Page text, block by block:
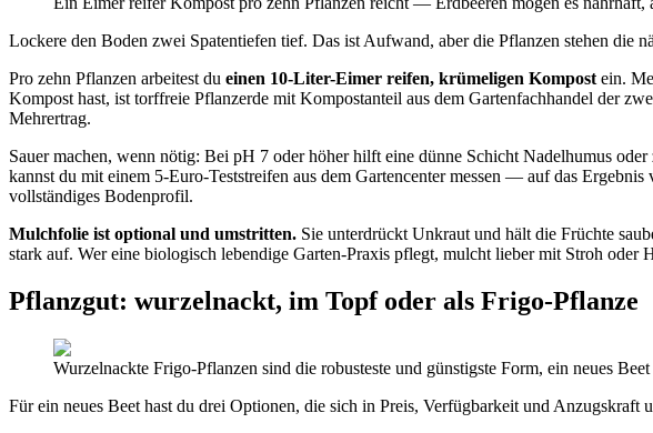
Lockere den Boden zwei Spatentiefen tief. Das ist Aufwand, aber die Pflanzen stehen die
Pro zehn Pflanzen arbeitest du einen 10-Liter-Eimer reifen, krümeligen Kompost ein.
Kompost hast, ist torffreie Pflanzerde mit Kompostanteil aus dem Gartenfachhandel der
Mehrertrag.
Sauer machen, wenn nötig: Bei pH 7 oder höher hilft eine dünne Schicht Nadelhumus
kannst du mit einem 5-Euro-Teststreifen aus dem Gartencenter messen — auf das
vollständiges Bodenprofil.
Mulchfolie ist optional und umstritten. Sie unterdrückt Unkraut und hält die Früchte
stark auf. Wer eine biologisch lebendige Garten-Praxis pflegt, mulcht lieber mit Stroh
Pflanzgut: wurzelnackt, im Topf oder als Frigo-Pflanze
Wurzelnackte Frigo-Pflanzen sind die robusteste und günstigste Form, ein neues Beet
Für ein neues Beet hast du drei Optionen, die sich in Preis, Verfügbarkeit und Anzugskraft